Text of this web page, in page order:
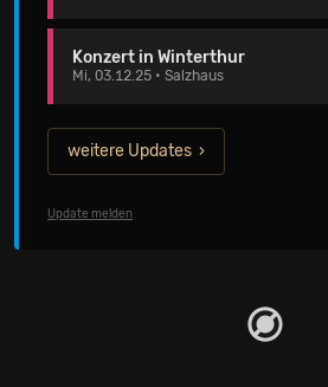
Konzert in Winterthur
Mi, 03.12.25 • Salzhaus
weitere Updates
Update melden